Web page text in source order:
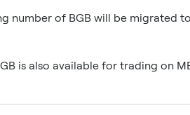
of BGB will be migrated
is also available for trading on